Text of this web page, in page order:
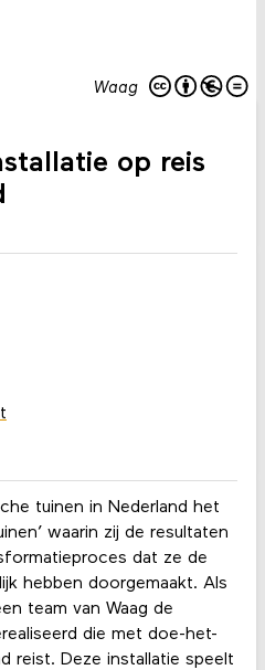
Waag
op reis
tuinen in Nederland het
waarin zij de resultaten
dat ze de
hebben doorgemaakt. Als
team van Waag de
die met doe-het-
reist. Deze installatie speelt